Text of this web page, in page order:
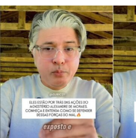
EXPEDIENTE
FINALIZAR COMPRA
HOME
LANÇAMENTOS